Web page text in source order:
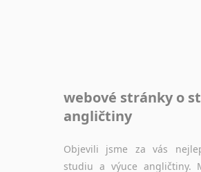
webové stránky o
angličtiny
Objevili jsme za vás
studiu a výuce angličtiny.